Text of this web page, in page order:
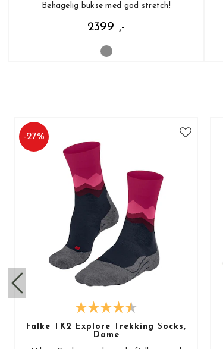
Behagelig bukse med god stretch!
2399 ,-
-27%
Falke TK2 Explore Trekking Socks,
Dame